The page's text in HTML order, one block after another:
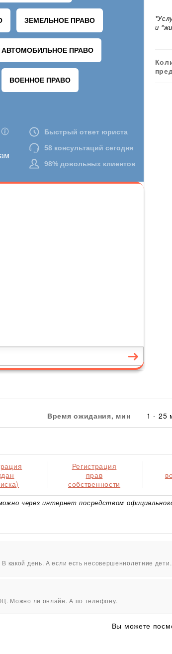
и
Время ожидания, мин 1 - 25
Регистрация
прав
собственности
через интернет посредством
день. А если есть несовершеннолетние дети.
Можно ли онлайн. А по телефону.
Вы можете